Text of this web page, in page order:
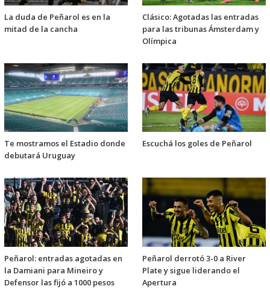
La duda de Peñarol es en la
mitad de la cancha
Clásico: Agotadas las entradas
para las tribunas Ámsterdam y
Olímpica
Te mostramos el Estadio donde
debutará Uruguay
Escuchá los goles de Peñarol
Peñarol: entradas agotadas en
la Damiani para Mineiro y
Defensor las fijó a 1000 pesos
Peñarol derrotó 3-0 a River
Plate y sigue liderando el
Apertura